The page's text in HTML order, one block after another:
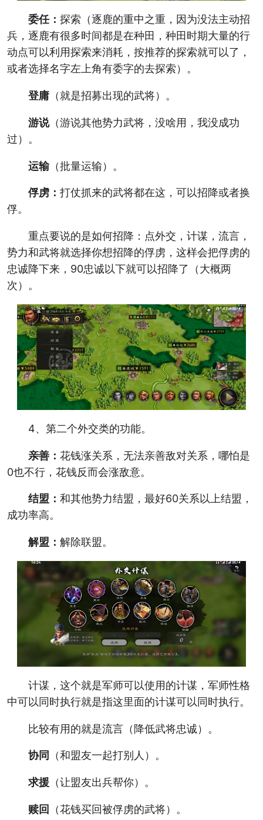
委任： 探索（逐鹿的重中之重，因为没法主动招
兵，逐鹿有很多时间都是在种田，种田时期大量的行
动点可以利用探索来消耗，按推荐的探索就可以了，
或者选择名字左上角有委字的去探索）。
登庸（就是招募出现的武将）。
游说（游说其他势力武将，没啥用，我没成功
过）。
运输（批量运输）。
俘虏： 打仗抓来的武将都在这，可以招降或者换
俘。
重点要说的是如何招降：点外交，计谋，流言，
势力和武将就选择你想招降的俘虏，这样会把俘虏的
忠诚降下来，90忠诚以下就可以招降了（大概两
次）。
4、第二个外交类的功能。
亲善： 花钱涨关系，无法亲善敌对关系，哪怕是
0也不行，花钱反而会涨敌意。
结盟： 和其他势力结盟，最好60关系以上结盟，
成功率高。
解盟： 解除联盟。
计谋，这个就是军师可以使用的计谋，军师性格
中可以同时执行就是指这里面的计谋可以同时执行。
比较有用的就是流言（降低武将忠诚）。
协同 （和盟友一起打别人）。
求援 （让盟友出兵帮你）。
赎回 （花钱买回被俘虏的武将）。